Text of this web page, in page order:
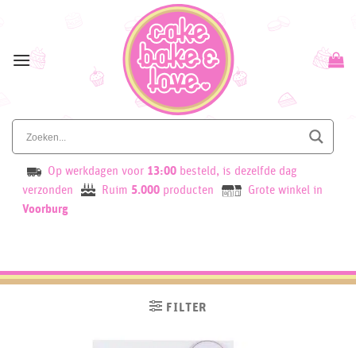
content
Op werkdagen voor 13:00 besteld, is dezelfde dag
verzonden
Ruim 5.000 producten
Grote winkel in
Voorburg
FILTER